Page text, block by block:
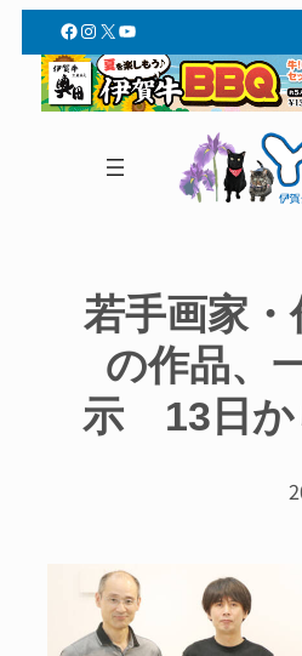
Facebook
Instagram
X YouTube
若手画家・
の作品、
示 13日か